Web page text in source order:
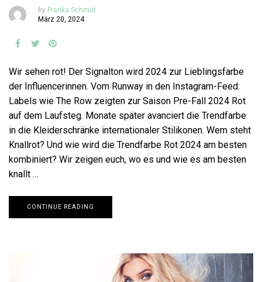
by Franka Schmid
März 20, 2024
Wir sehen rot! Der Signalton wird 2024 zur Lieblingsfarbe
der Influencerinnen. Vom Runway in den Instagram-Feed:
Labels wie The Row zeigten zur Saison Pre-Fall 2024 Rot
auf dem Laufsteg. Monate später avanciert die Trendfarbe
in die Kleiderschränke internationaler Stilikonen. Wem steht
Knallrot? Und wie wird die Trendfarbe Rot 2024 am besten
kombiniert? Wir zeigen euch, wo es und wie es am besten
knallt …
CONTINUE READING